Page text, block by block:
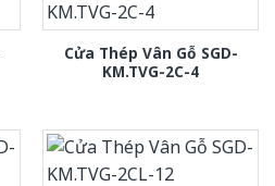
Cửa Thép Vân Gỗ SGD-
KM.TVG-2C-4